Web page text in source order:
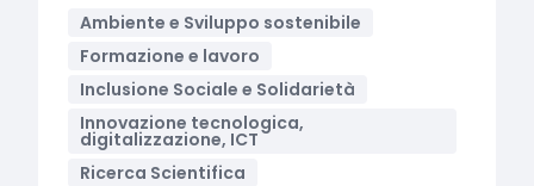
Ambiente e Sviluppo sostenibile
Formazione e lavoro
Inclusione Sociale e Solidarietà
Innovazione tecnologica,
digitalizzazione, ICT
Ricerca Scientifica